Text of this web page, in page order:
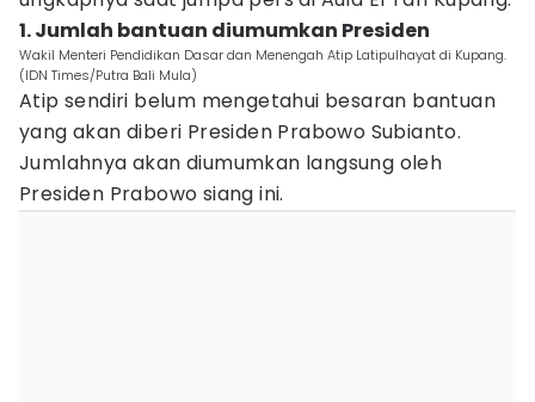
1. Jumlah bantuan diumumkan Presiden
Wakil Menteri Pendidikan Dasar dan Menengah Atip Latipulhayat di Kupang.
(IDN Times/Putra Bali Mula)
Atip sendiri belum mengetahui besaran bantuan
yang akan diberi Presiden Prabowo Subianto.
Jumlahnya akan diumumkan langsung oleh
Presiden Prabowo siang ini.